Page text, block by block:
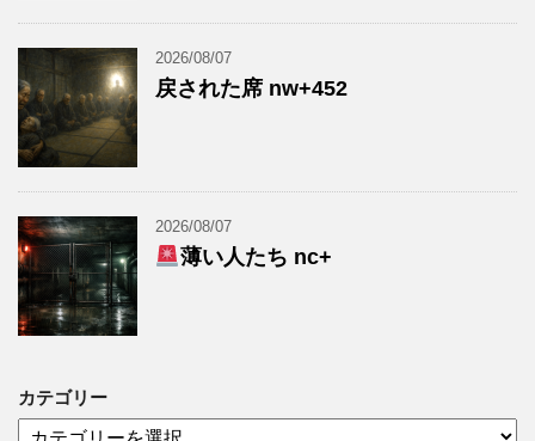
2026/08/07
戻された席 nw+452
2026/08/07
薄い人たち nc+
カテゴリー